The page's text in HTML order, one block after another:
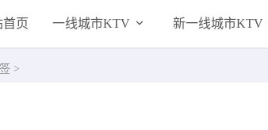
首页 一线城市KTV 新一线城市KTV
>